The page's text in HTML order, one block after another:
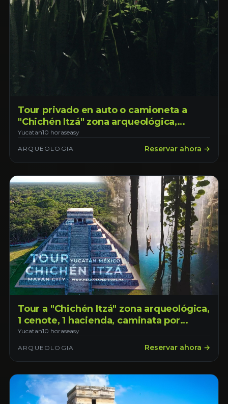
Tour privado en auto o camioneta a
"Chichén Itzá" zona arqueológica,
cenote, hacienda y visita a Valladolid
pueblo mágico, saliendo desde la
Yucatan10 horaseasy
ARQUEOLOGIA Reservar ahora →
Tour a "Chichén Itzá" zona arqueológica,
1 cenote, 1 hacienda, caminata por
"Valladolid" pueblo mágico, saliendo
desde la ciudad de Mérida Yucatán
Yucatan10 horaseasy
ARQUEOLOGIA Reservar ahora →